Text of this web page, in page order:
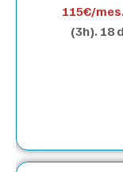
115€/
(3h). 18